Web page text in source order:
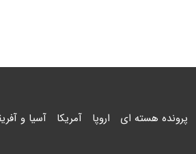
پرونده هسته ای اروپا آمریکا آسیا و